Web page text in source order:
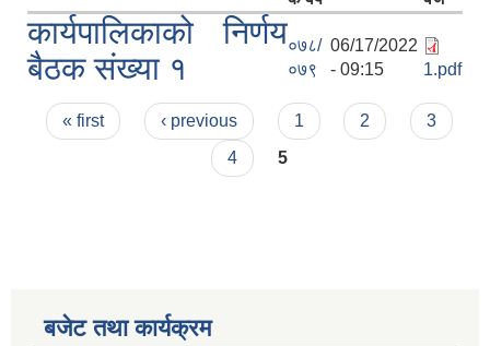
कार्यपालिकाको निर्णय
बैठक संख्या १
०७८/
०७९
06/17/2022
- 09:15
1.pdf
Pages
« first ‹ previous 1 2
3
4
5
बजेट तथा कार्यक्रम